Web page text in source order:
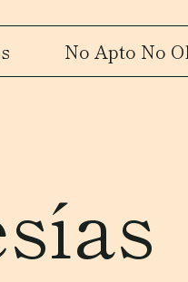
No Apto No